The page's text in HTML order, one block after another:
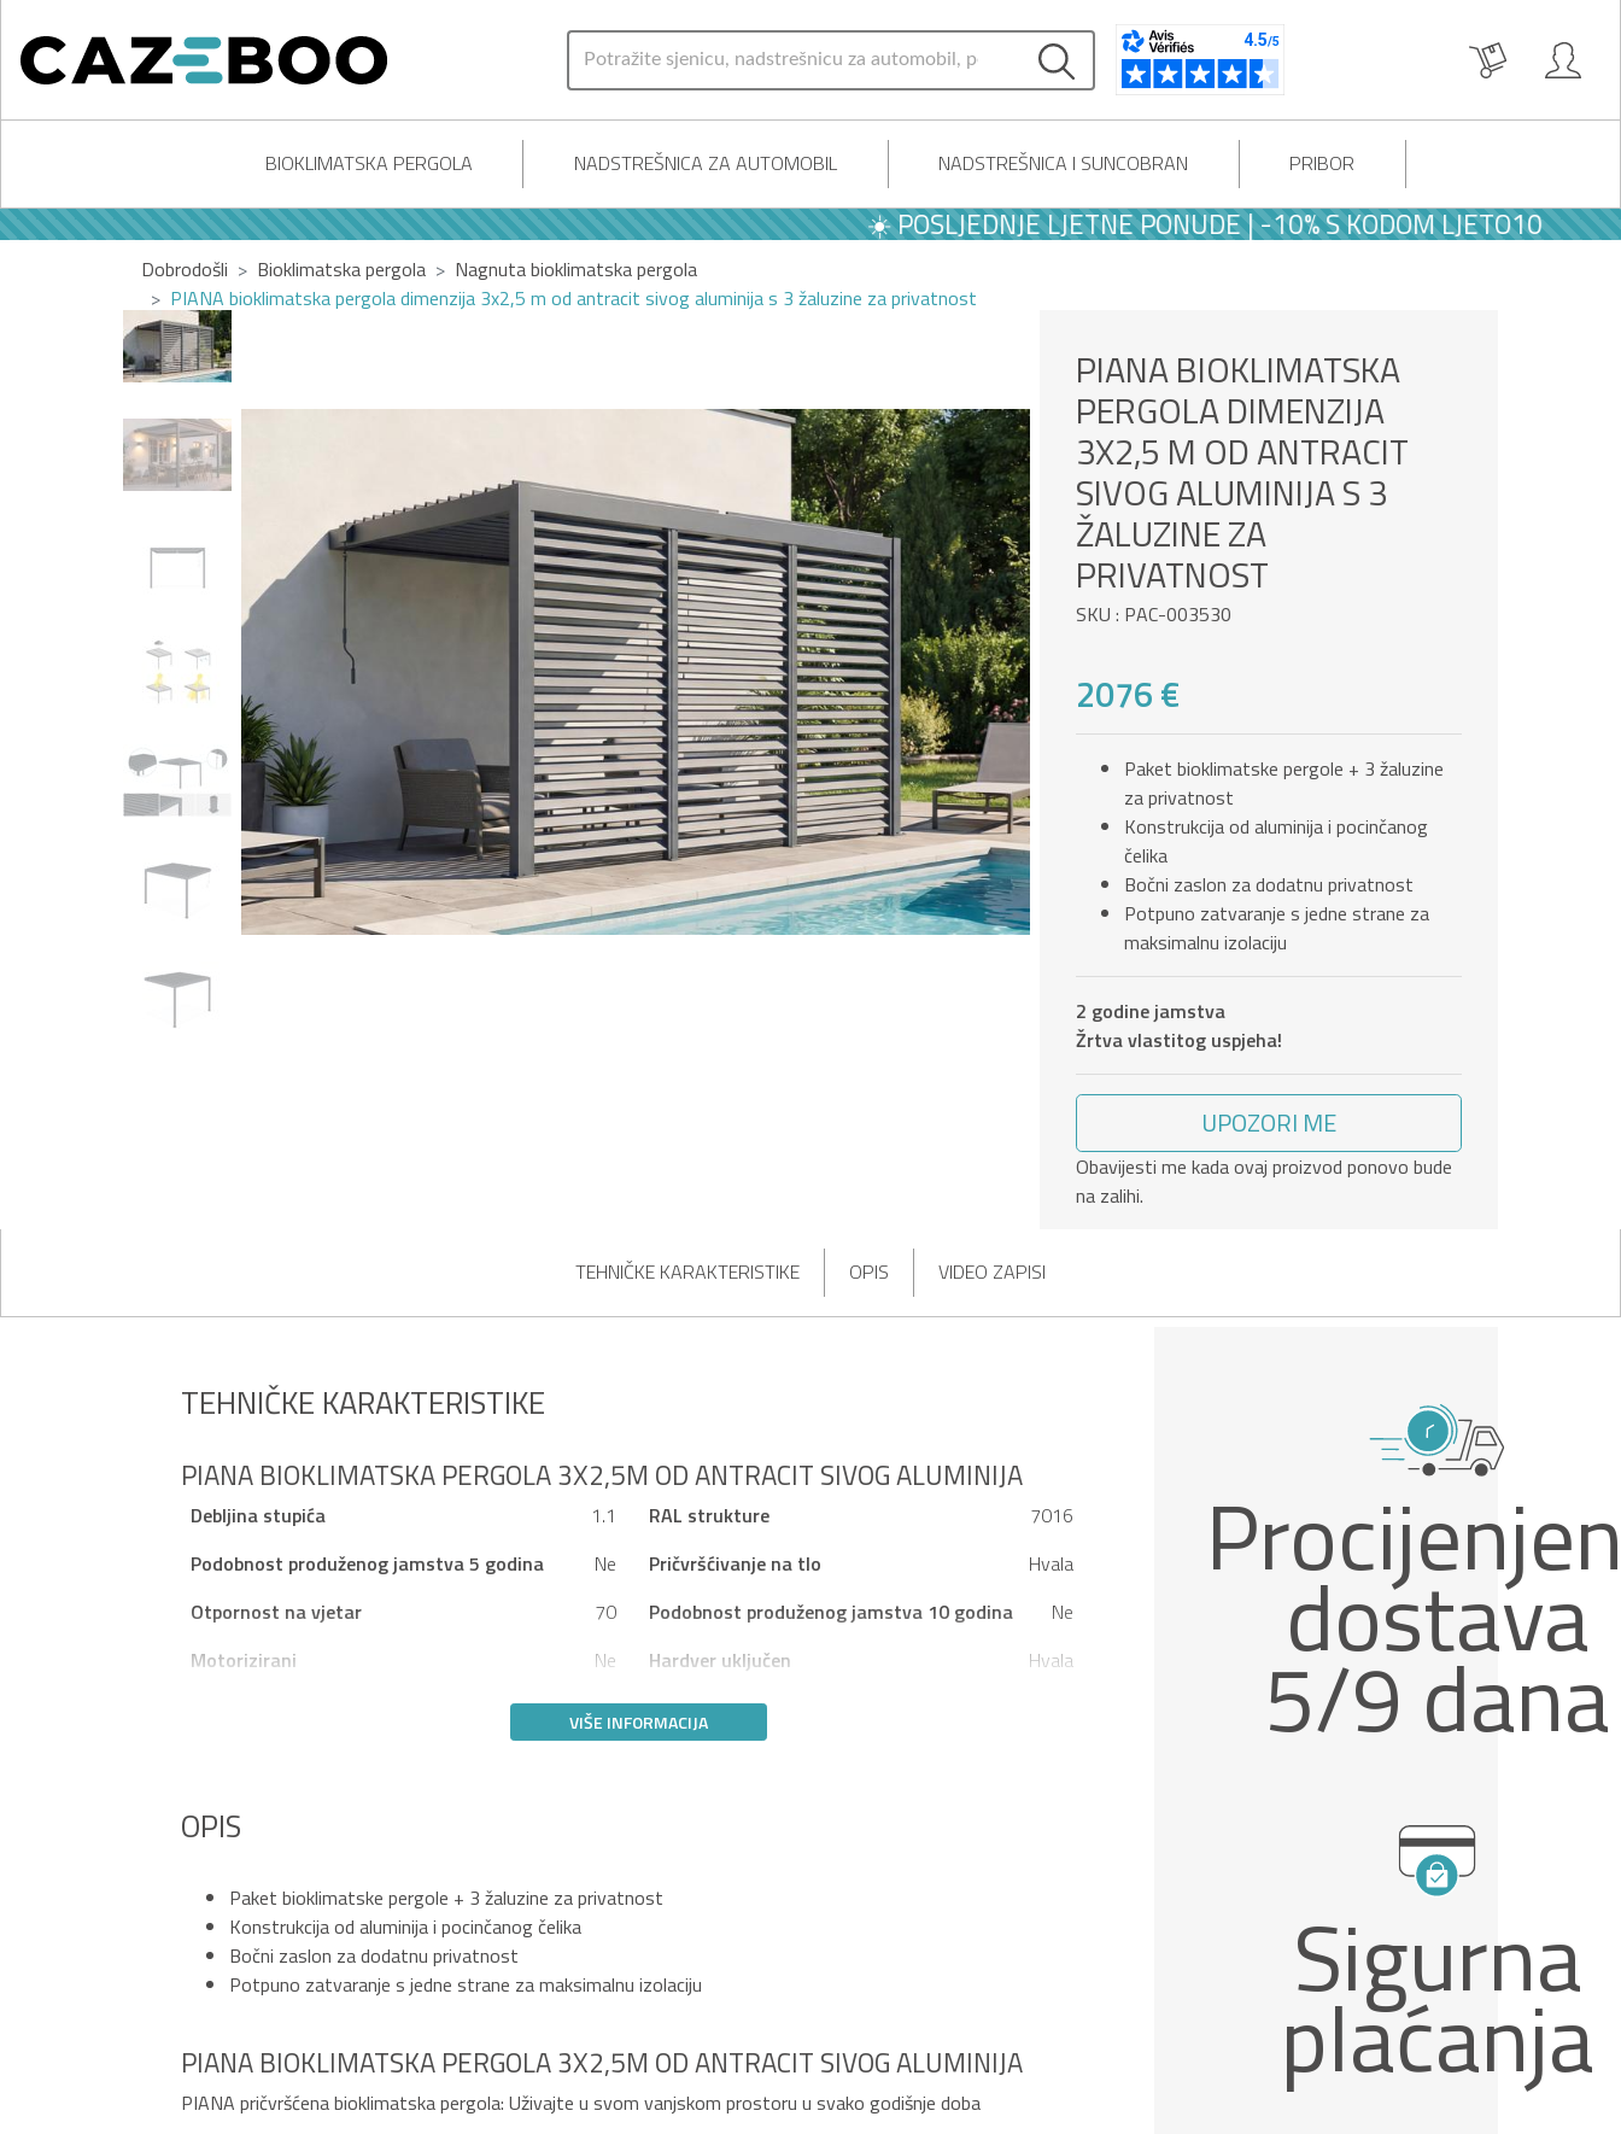
BIOKLIMATSKA PERGOLA NADSTREŠNICA ZA AUTOMOBIL NADSTREŠNICA I SUNCOBRAN PRIBOR
☀️ POSLJEDNJE LJETNE PONUDE | -10% S KODOM LJETO10
Dobrodošli Bioklimatska pergola
Nagnuta bioklimatska pergola
PIANA bioklimatska pergola dimenzija 3x2,5 m od antracit sivog aluminija s 3 žaluzine za privatnost
PIANA BIOKLIMATSKA
PERGOLA DIMENZIJA
3X2,5 M OD ANTRACIT
SIVOG ALUMINIJA S 3
ŽALUZINE ZA
PRIVATNOST
SKU : PAC-003530
2076 €
Paket bioklimatske pergole + 3 žaluzine
za privatnost
Konstrukcija od aluminija i pocinčanog
čelika
Bočni zaslon za dodatnu privatnost
Potpuno zatvaranje s jedne strane za
maksimalnu izolaciju
2 godine jamstva
Žrtva vlastitog uspjeha!
UPOZORI ME
Obavijesti me kada ovaj proizvod ponovo bude
na zalihi.
TEHNIČKE KARAKTERISTIKE OPIS VIDEO ZAPISI
TEHNIČKE KARAKTERISTIKE
PIANA BIOKLIMATSKA PERGOLA 3X2,5M OD ANTRACIT SIVOG ALUMINIJA
Debljina stupića 1.1 RAL strukture
7016
Podobnost produženog jamstva 5 godina
Ne Pričvršćivanje na tlo
Hvala
Otpornost na vjetar
70 Podobnost produženog jamstva 10 godina
Ne
Motorizirani
Ne Hardver uključen Hvala
VIŠE INFORMACIJA
OPIS
Paket bioklimatske pergole + 3 žaluzine za privatnost
Konstrukcija od aluminija i pocinčanog čelika
Bočni zaslon za dodatnu privatnost
Potpuno zatvaranje s jedne strane za maksimalnu izolaciju
PIANA BIOKLIMATSKA PERGOLA 3X2,5M OD ANTRACIT SIVOG ALUMINIJA
PIANA pričvršćena bioklimatska pergola: Uživajte u svom vanjskom prostoru u svako godišnje doba
dostava
5/9 dana
Sigurna
plaćanja